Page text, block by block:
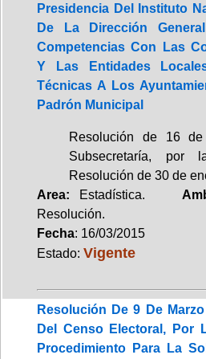
Presidencia Del Instituto
De La Dirección
Competencias Con Las
Y Las Entidades
Técnicas A Los
Padrón Municipal
Resolución de 16
Subsecretaría,
Resolución de 30 de
Area: Estadística.
Resolución.
Fecha: 16/03/2015
Estado: Vigente
Resolución De 9 De
Del Censo Electoral, Por
Procedimiento Para La